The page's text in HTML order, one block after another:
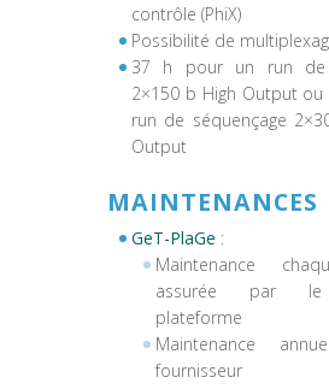
contrôle (PhiX)
Possibilité de
37 h pour un run de
2×150 b High Output
run de séquençage
Output
MAINTENANCES
GeT-PlaGe :
Maintenance
assurée par le
plateforme
Maintenance
fournisseur